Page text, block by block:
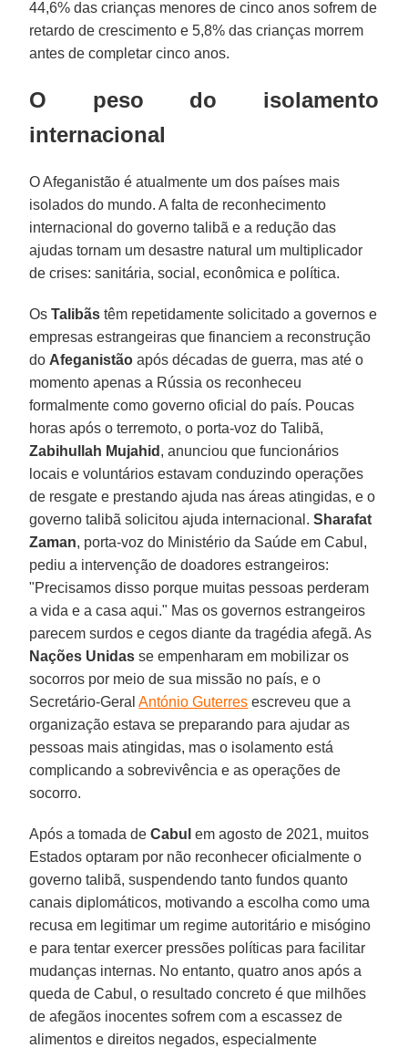
44,6% das crianças menores de cinco anos sofrem de
retardo de crescimento e 5,8% das crianças morrem
antes de completar cinco anos.
O peso do isolamento
internacional
O Afeganistão é atualmente um dos países mais
isolados do mundo. A falta de reconhecimento
internacional do governo talibã e a redução das
ajudas tornam um desastre natural um multiplicador
de crises: sanitária, social, econômica e política.
OsTalibãs têm repetidamente solicitado a governos e
empresas estrangeiras que financiem a reconstrução
do Afeganistão após décadas de guerra, mas até o
momento apenas a Rússia os reconheceu
formalmente como governo oficial do país. Poucas
horas após o terremoto, o porta-voz do Talibã,
Zabihullah Mujahid , anunciou que funcionários
locais e voluntários estavam conduzindo operações
de resgate e prestando ajuda nas áreas atingidas, e o
governo talibã solicitou ajuda internacional.Sharafat
Zaman, porta-voz do Ministério da Saúde em Cabul,
pediu a intervenção de doadores estrangeiros:
"Precisamos disso porque muitas pessoas perderam
a vida e a casa aqui." Mas os governos estrangeiros
parecem surdos e cegos diante da tragédia afegã. As
Nações Unidas se empenharam em mobilizar os
socorros por meio de sua missão no país, e o
Secretário-GeralAntónio Guterres escreveu que a
organização estava se preparando para ajudar as
pessoas mais atingidas, mas o isolamento está
complicando a sobrevivência e as operações de
socorro.
Após a tomada deCabul em agosto de 2021, muitos
Estados optaram por não reconhecer oficialmente o
governo talibã, suspendendo tanto fundos quanto
canais diplomáticos, motivando a escolha como uma
recusa em legitimar um regime autoritário e misógino
e para tentar exercer pressões políticas para facilitar
mudanças internas. No entanto, quatro anos após a
queda de Cabul, o resultado concreto é que milhões
de afegãos inocentes sofrem com a escassez de
alimentos e direitos negados, especialmente